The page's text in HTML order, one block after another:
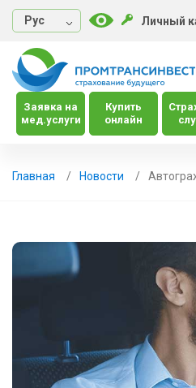
Руc Личный
Заявка на
мед.услуги
Купить
онлайн
Главная Новости